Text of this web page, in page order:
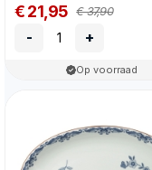
€ 21,95 € 37,90
- +
Op voorraad